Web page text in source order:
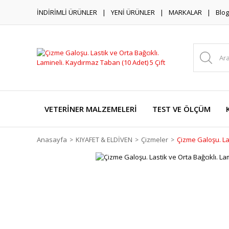
İNDİRİMLİ ÜRÜNLER YENİ ÜRÜNLER MARKALAR Blog
VETERİNER MALZEMELERİ TEST VE ÖLÇÜM
Anasayfa KIYAFET & ELDİVEN Çizmeler Çizme Galoşu.